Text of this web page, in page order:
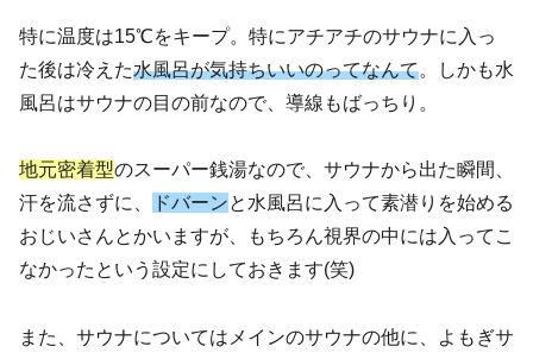
特に温度は15℃をキープ。特にアチアチのサウナに入っ
た後は冷えた水風呂が気持ちいいのってなんて。しかも水
風呂はサウナの目の前なので、導線もばっちり。
地元密着型のスーパー銭湯なので、サウナから出た瞬間、
汗を流さずに、
ドバーンと水風呂に入って素潜りを始める
おじいさんとかいますが、もちろん視界の中には入ってこ
なかったという設定にしておきます(笑)
また、サウナについてはメインのサウナの他に、よもぎサ